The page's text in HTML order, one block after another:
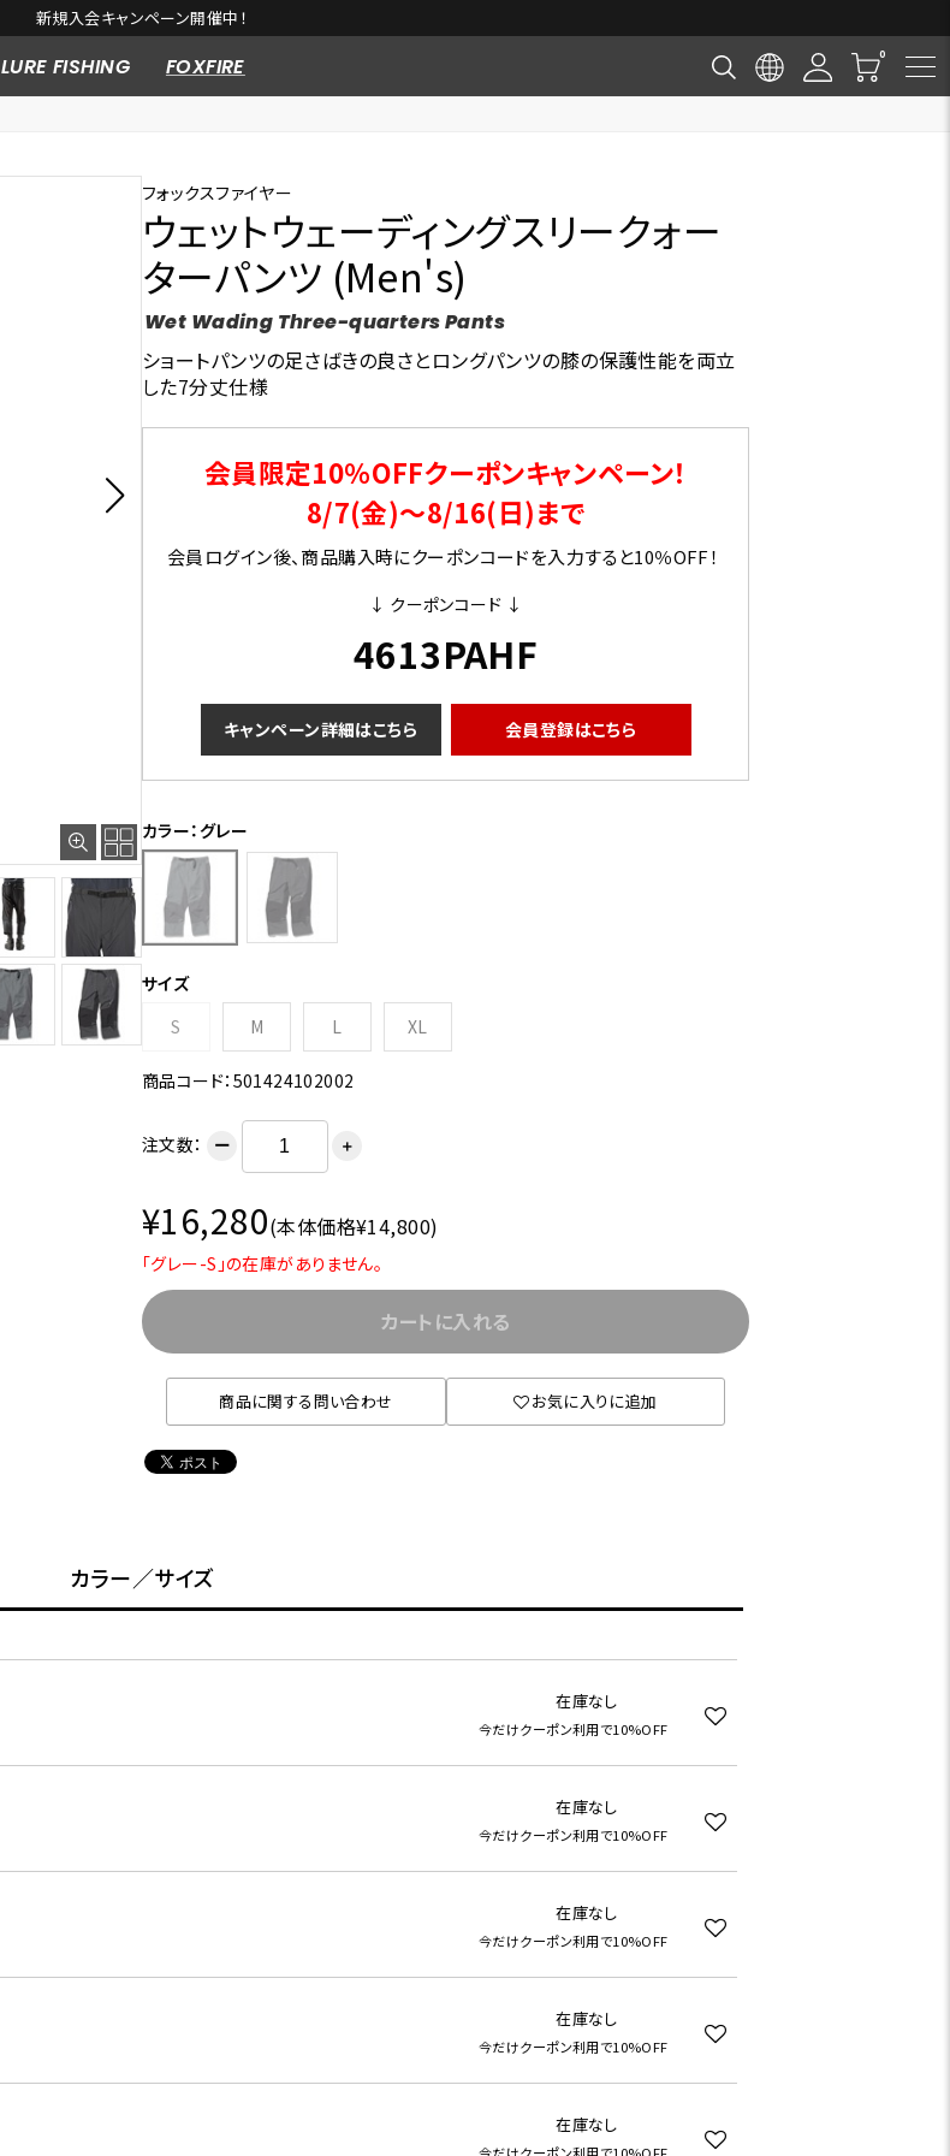
新規入会キャンペーン開催中！
LURE FISHING FOXFIRE
フォックスファイヤー
ウェットウェーディングスリークォー
ターパンツ (Men's)
Wet Wading Three-quarters Pants
ショートパンツの足さばきの良さとロングパンツの膝の保護性能を両立
した7分丈仕様
会員限定10％OFFクーポンキャンペーン！
8/7(金)～8/16(日)まで
会員ログイン後、商品購入時にクーポンコードを入力すると10％OFF！
↓ クーポンコード ↓
4613PAHF
キャンペーン詳細はこちら 会員登録はこちら
カラー：グレー
サイズ
S
M L XL
商品コード：501424102002
注文数： ー ＋
¥16,280(本体価格¥14,800)
「グレー-S」の在庫がありません。
カートに入れる
商品に関する問い合わせ お気に入りに追加
カラー／サイズ
在庫なし
今だけクーポン利用で10%OFF
在庫なし
今だけクーポン利用で10%OFF
在庫なし
今だけクーポン利用で10%OFF
在庫なし
今だけクーポン利用で10%OFF
在庫なし
今だけクーポン利用で10%OFF